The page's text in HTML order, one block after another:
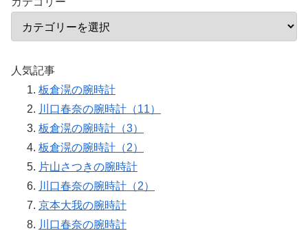
人気記事
板倉滉の腕時計
川口春奈の腕時計（11）
板倉滉の腕時計（3）
板倉滉の腕時計（2）
片山さつきの腕時計
川口春奈の腕時計（2）
京本大我の腕時計
川口春奈の腕時計